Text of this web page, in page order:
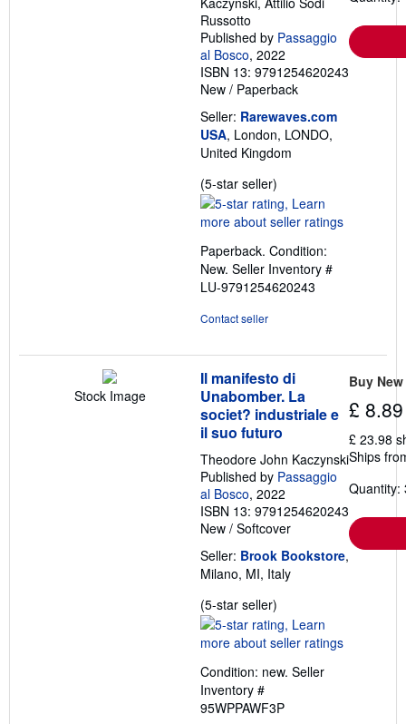
Russotto
Published by Passaggio
al Bosco, 2022
ISBN 13: 9791254620243
New / Paperback
Seller: Rarewaves.com
USA, London, LONDO,
United Kingdom
(5-star seller)
rating
5
of
5
stars
Paperback. Condition:
New. Seller Inventory #
LU-9791254620243
Contact seller
Stock Image
Il manifesto di
Unabomber. La
societ? industriale e
il suo futuro
Theodore John Kaczynski
Published by Passaggio
al Bosco, 2022
ISBN 13: 9791254620243
New / Softcover
Seller: Brook Bookstore,
Milano, MI, Italy
(5-star seller)
rating
5
of
stars
Condition: new. Seller
Inventory #
95WPPAWF3P
Buy New
£ 8.89
£ 23.98
Ships
Quantity: